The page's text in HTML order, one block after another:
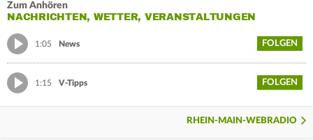
Zum Anhören
NACHRICHTEN, WETTER, VERANSTALTUNGEN
1:05 News FOLGEN
1:15 V-Tipps FOLGEN
RHEIN-MAIN-WEBRADIO